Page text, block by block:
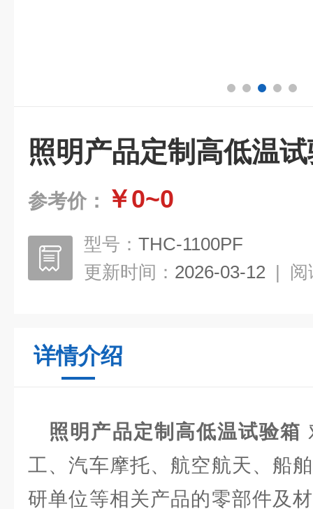
照明产品定制高低温
参考价： ￥0~0
型号： THC-1100PF
更新时间： 2026-03-12 | 阅
详情介绍
照明产品定制高低温试验箱
工、汽车摩托、航空航天、船
研单位等相关产品的零部件及